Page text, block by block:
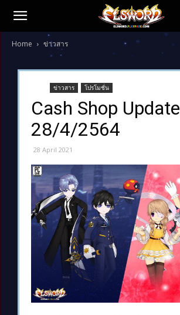
Home ข่าวสาร
ข่าวสาร โปรโมชั่น
Cash Shop Update
28/4/2564
28 April 2021